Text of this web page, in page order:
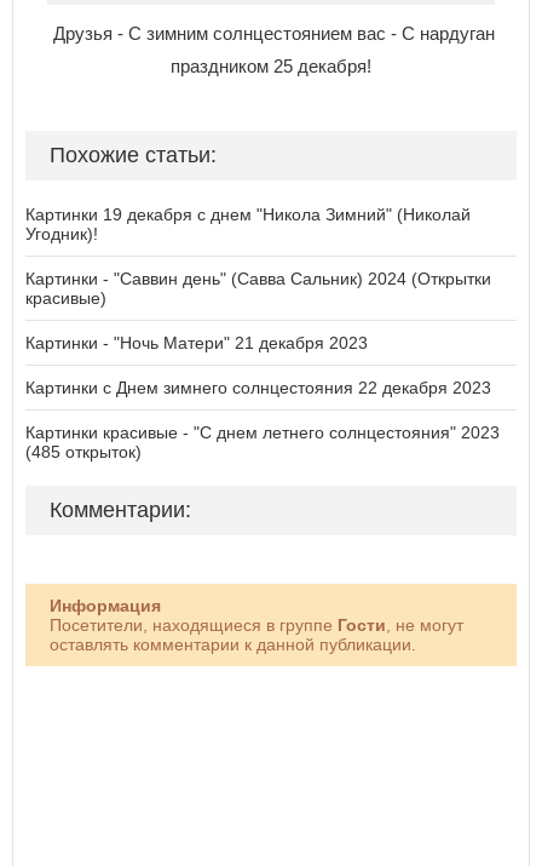
Друзья - С зимним солнцестоянием вас - С нардуган
праздником 25 декабря!
Похожие статьи:
Картинки 19 декабря с днем "Никола Зимний" (Николай
Угодник)!
Картинки - "Саввин день" (Савва Сальник) 2024 (Открытки
красивые)
Картинки - "Ночь Матери" 21 декабря 2023
Картинки с Днем зимнего солнцестояния 22 декабря 2023
Картинки красивые - "С днем летнего солнцестояния" 2023
(485 открыток)
Комментарии:
Информация
Посетители, находящиеся в группе Гости , не могут
оставлять комментарии к данной публикации.